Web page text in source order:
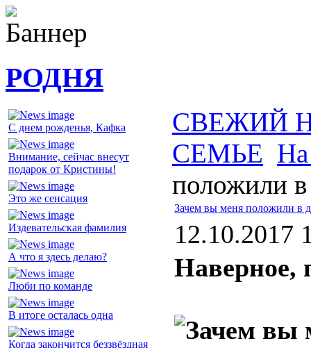
РОДНЯ
С днем рожденья, Кафка
Внимание, сейчас внесут
подарок от Кристины!
Это же сенсация
Издевательская фамилия
А что я здесь делаю?
Люби по команде
В итоге осталась одна
Когда закончится беззвёздная
СВЕЖИЙ
СЕМЬЕ На
положили
Зачем вы меня положили в
12.10.2017
Наверное,